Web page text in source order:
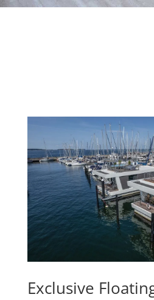
Exclusive